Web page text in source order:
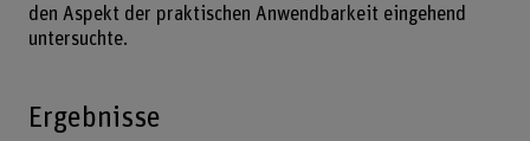
den Aspekt der praktischen Anwendbarkeit eingehend
untersuchte.
Ergebnisse